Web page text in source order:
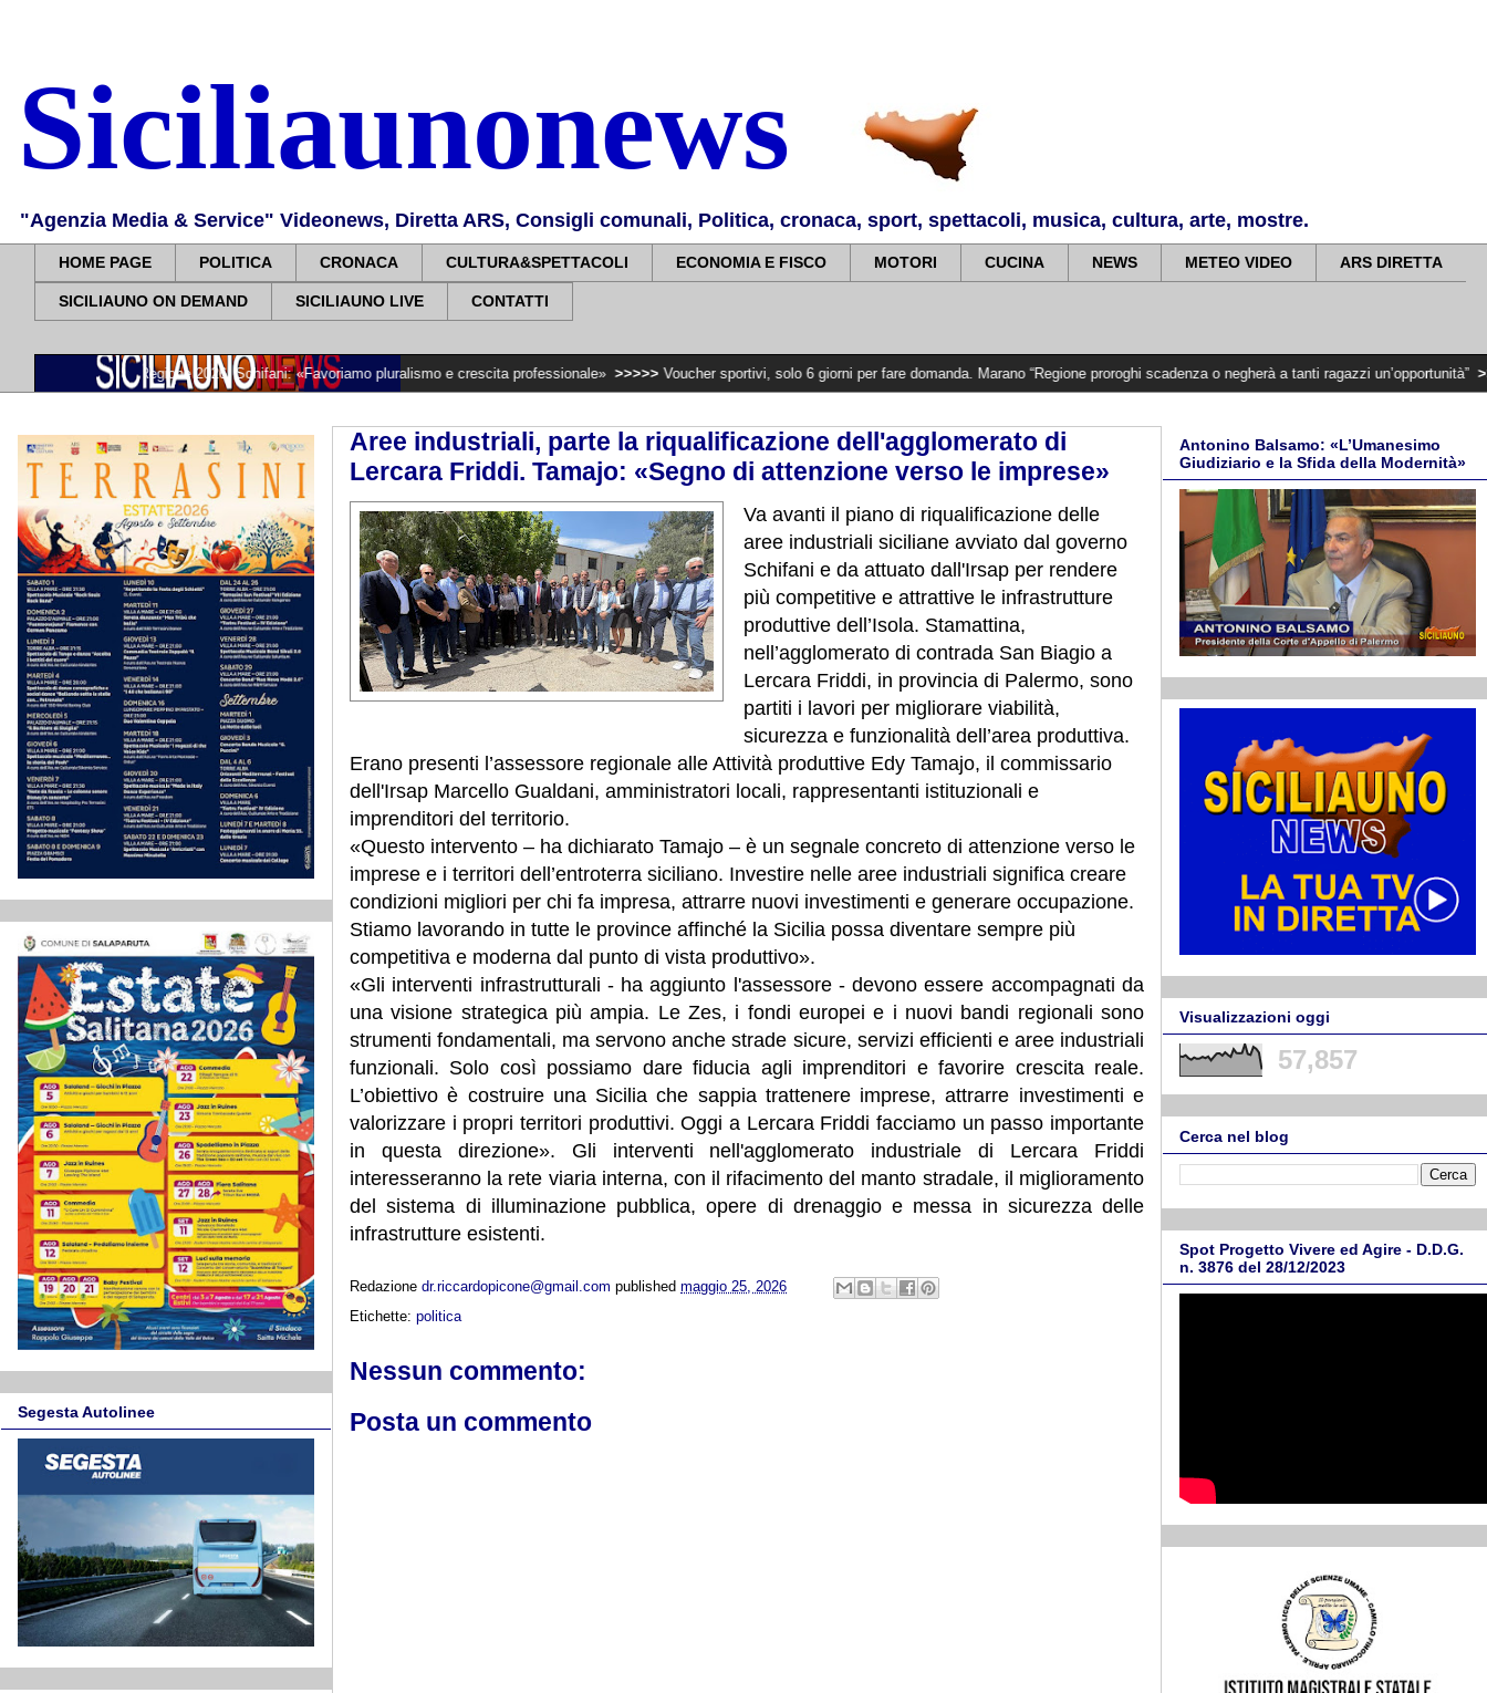
Siciliaunonews
"Agenzia Media & Service" Videonews, Diretta ARS, Consigli comunali, Politica, cronaca, sport, spettacoli, musica, cultura, arte, mostre.
HOME PAGE POLITICA CRONACA CULTURA&SPETTACOLI ECONOMIA E FISCO MOTORI CUCINA NEWS METEO VIDEO ARS DIRETTA
SICILIAUNO ON DEMAND SICILIAUNO LIVE CONTATTI
Regione 2026. Schifani: «Favoriamo pluralismo e crescita professionale» >>>>> Voucher sportivi, solo 6 giorni per fare domanda. Marano “Regione proroghi scadenza o negherà a tanti ragazzi un’opportunità” >>>>>
Aree industriali, parte la riqualificazione dell'agglomerato di
Lercara Friddi. Tamajo: «Segno di attenzione verso le imprese»
Va avanti il piano di riqualificazione delle
aree industriali siciliane avviato dal governo
Schifani e da attuato dall'Irsap per rendere
più competitive e attrattive le infrastrutture
produttive dell’Isola. Stamattina,
nell’agglomerato di contrada San Biagio a
Lercara Friddi, in provincia di Palermo, sono
partiti i lavori per migliorare viabilità,
sicurezza e funzionalità dell’area produttiva.
Erano presenti l’assessore regionale alle Attività produttive Edy Tamajo, il commissario
dell'Irsap Marcello Gualdani, amministratori locali, rappresentanti istituzionali e
imprenditori del territorio.
«Questo intervento – ha dichiarato Tamajo – è un segnale concreto di attenzione verso le
imprese e i territori dell’entroterra siciliano. Investire nelle aree industriali significa creare
condizioni migliori per chi fa impresa, attrarre nuovi investimenti e generare occupazione.
Stiamo lavorando in tutte le province affinché la Sicilia possa diventare sempre più
competitiva e moderna dal punto di vista produttivo».
«Gli interventi infrastrutturali - ha aggiunto l'assessore - devono essere accompagnati da
una visione strategica più ampia. Le Zes, i fondi europei e i nuovi bandi regionali sono
strumenti fondamentali, ma servono anche strade sicure, servizi efficienti e aree industriali
funzionali. Solo così possiamo dare fiducia agli imprenditori e favorire crescita reale.
L’obiettivo è costruire una Sicilia che sappia trattenere imprese, attrarre investimenti e
valorizzare i propri territori produttivi. Oggi a Lercara Friddi facciamo un passo importante
in questa direzione». Gli interventi nell'agglomerato industriale di Lercara Friddi
interesseranno la rete viaria interna, con il rifacimento del manto stradale, il miglioramento
del sistema di illuminazione pubblica, opere di drenaggio e messa in sicurezza delle
infrastrutture esistenti.
Redazione dr.riccardopicone@gmail.com published maggio 25, 2026
Etichette: politica
Nessun commento:
Posta un commento
Segesta Autolinee
Antonino Balsamo: «L’Umanesimo
Giudiziario e la Sfida della Modernità»
Visualizzazioni oggi
57,857
Cerca nel blog
Spot Progetto Vivere ed Agire - D.D.G.
n. 3876 del 28/12/2023